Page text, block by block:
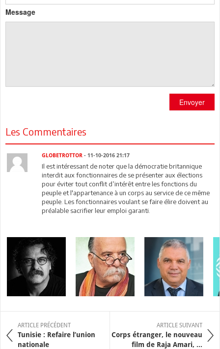
Message
Envoyer
Les Commentaires
GLOBETROTTOR - 11-10-2016 21:17
Il est intéressant de noter que la démocratie britannique
interdit aux fonctionnaires de se présenter aux élections
pour éviter tout conflit d’intérêt entre les fonctions du
peuple et l'appartenance à un corps au service de ce même
peuple. Les fonctionnaires voulant se faire élire doivent au
préalable sacrifier leur emploi garanti.
ARTICLE PRÉCÉDENT
Tunisie : Refaire l’union
nationale
ARTICLE SUIVANT
Corps étranger, le nouveau
film de Raja Amari, ...